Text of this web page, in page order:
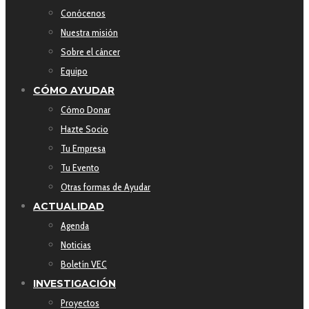
Conócenos
Nuestra misión
Sobre el cáncer
Equipo
CÓMO AYUDAR
Cómo Donar
Hazte Socio
Tu Empresa
Tu Evento
Otras formas de Ayudar
ACTUALIDAD
Agenda
Noticias
Boletín VEC
INVESTIGACIÓN
Proyectos